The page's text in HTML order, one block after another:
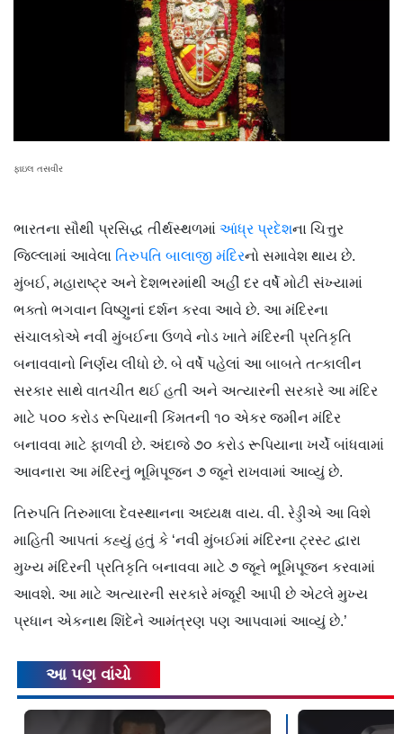
ફાઇલ તસવીર
ભારતના સૌથી પ્રસિદ્ધ તીર્થસ્થળમાં આંધ્ર પ્રદેશના ચિત્તુર
જિલ્લામાં આવેલા તિરુપતિ બાલાજી મંદિરનો સમાવેશ થાય છે.
મુંબઈ, મહારાષ્ટ્ર અને દેશભરમાંથી અહીં દર વર્ષે મોટી સંખ્યામાં
ભક્તો ભગવાન વિષ્ણુનાં દર્શન કરવા આવે છે. આ મંદિરના
સંચાલકોએ નવી મુંબઈના ઉળવે નોડ ખાતે મંદિરની પ્રતિકૃતિ
બનાવવાનો નિર્ણય લીધો છે. બે વર્ષે પહેલાં આ બાબતે તત્કાલીન
સરકાર સાથે વાતચીત થઈ હતી અને અત્યારની સરકારે આ મંદિર
માટે ૫૦૦ કરોડ રૂપિયાની કિંમતની ૧૦ એકર જમીન મંદિર
બનાવવા માટે ફાળવી છે. અંદાજે ૭૦ કરોડ રૂપિયાના ખર્ચે બાંધવામાં
આવનારા આ મંદિરનું ભૂમિપૂજન ૭ જૂને રાખવામાં આવ્યું છે.
તિરુપતિ તિરુમાલા દેવસ્થાનના અધ્યક્ષ વાય. વી. રેડ્ડીએ આ વિશે
માહિતી આપતાં કહ્યું હતું કે ‘નવી મુંબઈમાં મંદિરના ટ્રસ્ટ દ્વારા
મુખ્ય મંદિરની પ્રતિકૃતિ બનાવવા માટે ૭ જૂને ભૂમિપૂજન કરવામાં
આવશે. આ માટે અત્યારની સરકારે મંજૂરી આપી છે એટલે મુખ્ય
પ્રધાન એકનાથ શિંદેને આમંત્રણ પણ આપવામાં આવ્યું છે.’
આ પણ વાંચો